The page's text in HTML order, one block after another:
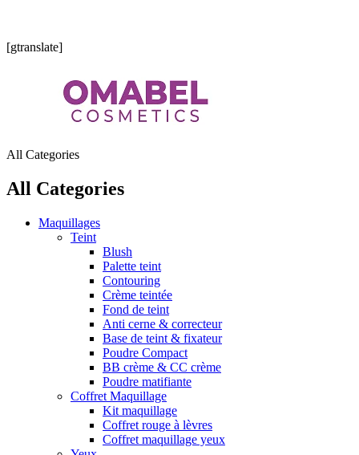
[gtranslate]
All Categories
All Categories
Maquillages
Teint
Blush
Palette teint
Contouring
Crème teintée
Fond de teint
Anti cerne & correcteur
Base de teint & fixateur
Poudre Compact
BB crème & CC crème
Poudre matifiante
Coffret Maquillage
Kit maquillage
Coffret rouge à lèvres
Coffret maquillage yeux